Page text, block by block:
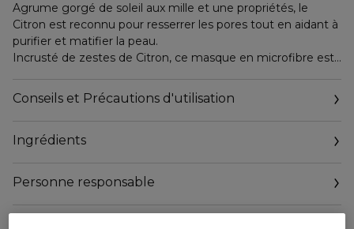
Agrume gorgé de soleil aux mille et une propriétés, le
Citron est reconnu pour resserrer les pores tout en aidant à
purifier et matifier la peau.
Incrusté de zestes de Citron, ce masque en microfibre est
asiatica et complexe d’Agrumes. Son effet seconde peau
vous offre un maintien parfait sur le visage pour une
Toutes peaux, en particulier les peaux mixtes et grasses, aux
pores dilatés.
Testé sous contrôle dermatologique
Conseils et Précautions d'utilisation
Ingrédients
Personne responsable
Email